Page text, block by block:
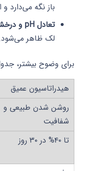
باز نگه می‌دارد
تعادل pH و درخشندگی
لک ظاهر
برای وضوح بیشتر،
هیدراتاسیون عمیق
روشن شدن طبیعی و
شفافیت
تا ۴۰% در ۳۰ روز